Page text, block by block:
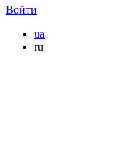
Войти
ua
ru